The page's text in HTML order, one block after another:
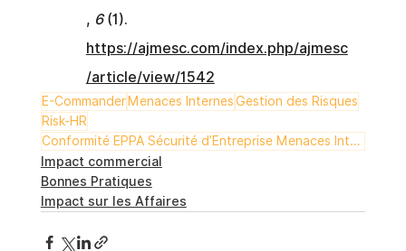
, 6 (1).
https://ajmesc.com/index.php/ajmesc
/article/view/1542
E-Commander Menaces InternesGestion des Risques
Risk-HR
Conformité EPPA Sécurité d’Entreprise Menaces Internes Gestion des Risques E-Commander Risk-HR
Impact commercial
Bonnes Pratiques
Impact sur les Affaires